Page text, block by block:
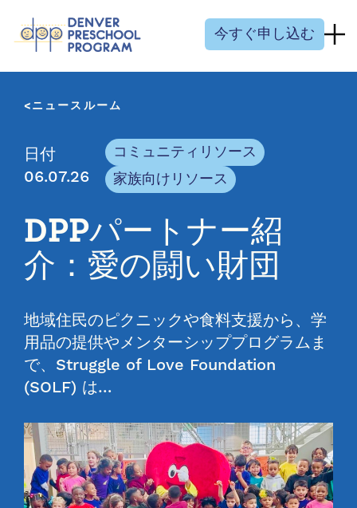
今すぐ申し込む
ニュースルーム
日付
06.07.26
コミュニティリソース
家族向けリソース
DPPパートナー紹
介：愛の闘い財団
地域住民のピクニックや食料支援から、学
用品の提供やメンターシッププログラムま
で、Struggle of Love Foundation
(SOLF) は…